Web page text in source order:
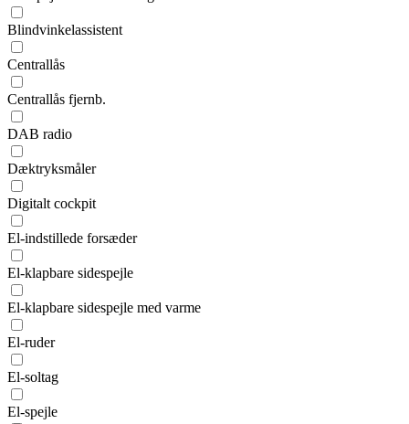
Blindvinkelassistent
Centrallås
Centrallås fjernb.
DAB radio
Dæktryksmåler
Digitalt cockpit
El-indstillede forsæder
El-klapbare sidespejle
El-klapbare sidespejle med varme
El-ruder
El-soltag
El-spejle